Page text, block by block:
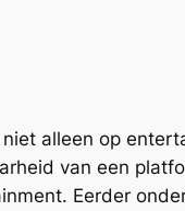
alleen op
van een
Eerder